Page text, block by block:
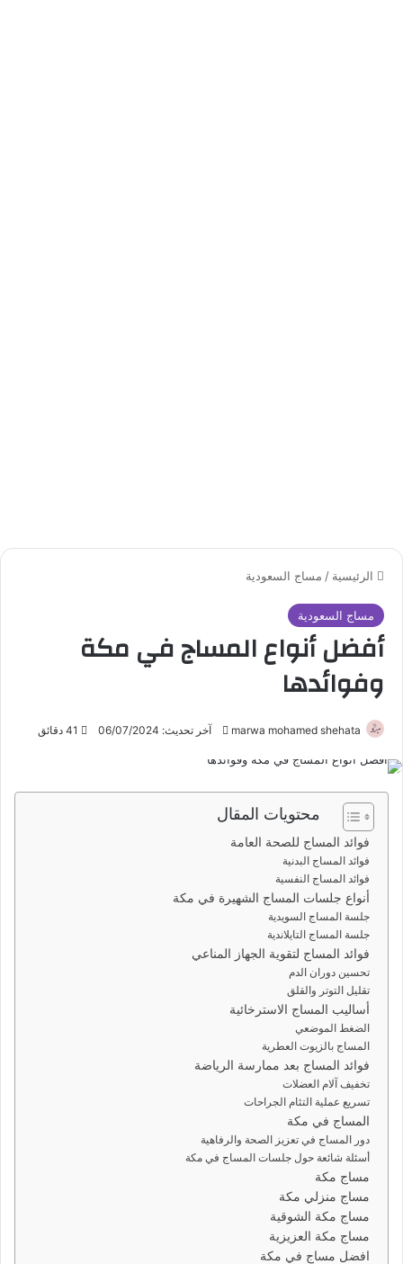
الرئيسية / مساج السعودية
مساج السعودية
أفضل أنواع المساج في مكة
وفوائدها
marwa mohamed shehata
ل
ب
ا
ي
آخر تحديث: 06/07/2024
محتويات المقال
فوائد المساج للصحة العامة
فوائد المساج البدنية
فوائد المساج النفسية
أنواع جلسات المساج الشهيرة في مكة
جلسة المساج السويدية
جلسة المساج التايلاندية
فوائد المساج لتقوية الجهاز المناعي
تحسين دوران الدم
تقليل التوتر والقلق
أساليب المساج الاسترخائية
الضغط الموضعي
المساج بالزيوت العطرية
فوائد المساج بعد ممارسة الرياضة
تخفيف آلام العضلات
تسريع عملية التئام الجراحات
المساج في مكة
دور المساج في تعزيز الصحة والرفاهية
أسئلة شائعة حول جلسات المساج في مكة
مساج مكة
مساج منزلي مكة
مساج مكة الشوقية
مساج مكة العزيزية
افضل مساج في مكة